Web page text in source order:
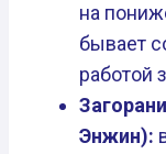
на
бывает
работой
Энжин):